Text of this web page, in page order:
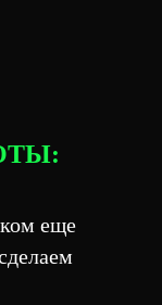
еще